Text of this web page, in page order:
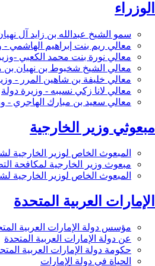
الوزراء
سمو الشيخ عبدالله بن زايد آل
معالي ريم بنت إبراهيم الهاشمي -
معالي نورة بنت محمد الكعبي -
معالي الشيخ شخبوط بن نهيان بن
معالي خليفة بن شاهين المرر -
معالي لانا زكي نسيبه - وزيرة دولة
معالي سعيد بن مبارك الهاجري -
مبعوثي وزير الخارجية
المبعوث الخاص لوزير الخارجية
مبعوث وزير الخارجية لمكافحة
المبعوث الخاص لوزير الخارجية
الإمارات العربية المتحدة
مؤسس دولة الإمارات العربية
عن دولة الإمارات العربية المتحدة
حكومة دولة الإمارات العربية
الحياة في دولة الإمارات